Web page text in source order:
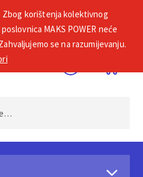
korištenja kolektivnog
MAKS POWER neće
se na razumijevanju.